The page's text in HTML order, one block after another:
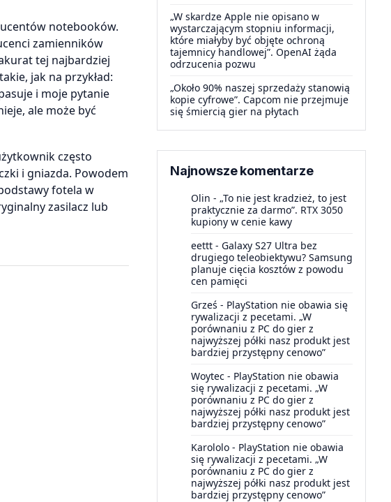
notebooków.
zamienników
tej najbardziej
jak na przykład:
i moje pytanie
ale może być
często
i gniazda. Powodem
fotela w
zasilacz lub
„W skardze Apple nie opisano w
wystarczającym stopniu informacji,
które miałyby być objęte ochroną
tajemnicy handlowej”. OpenAI żąda
odrzucenia pozwu
„Około 90% naszej sprzedaży stanowią
kopie cyfrowe”. Capcom nie przejmuje
się śmiercią gier na płytach
Najnowsze komentarze
Olin - „To nie jest kradzież, to jest
praktycznie za darmo”. RTX 3050
kupiony w cenie kawy
eettt - Galaxy S27 Ultra bez
drugiego teleobiektywu? Samsung
planuje cięcia kosztów z powodu
cen pamięci
Grześ - PlayStation nie obawia się
rywalizacji z pecetami. „W
porównaniu z PC do gier z
najwyższej półki nasz produkt jest
bardziej przystępny cenowo”
Woytec - PlayStation nie obawia
się rywalizacji z pecetami. „W
porównaniu z PC do gier z
najwyższej półki nasz produkt jest
bardziej przystępny cenowo”
Karololo - PlayStation nie obawia
się rywalizacji z pecetami. „W
porównaniu z PC do gier z
najwyższej półki nasz produkt jest
bardziej przystępny cenowo”